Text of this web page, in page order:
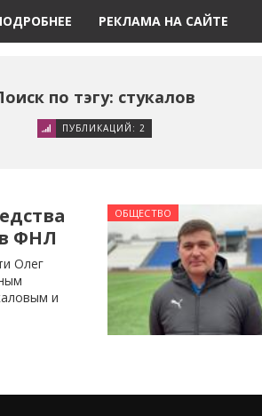
РЕКЛАМА НА САЙТЕ
по тэгу: стукалов
ПУБЛИКАЦИЙ: 2
ФНЛ
Олег
и
ОБЩЕСТВО